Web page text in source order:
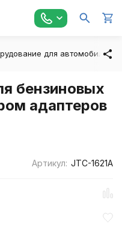
для автомобилей
бензиновых
адаптеров
Артикул: JTC-1621A